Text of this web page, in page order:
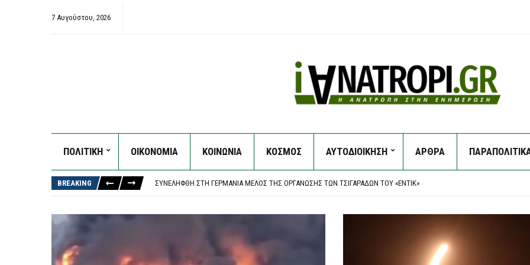
7 Αυγούστου, 2026
ΠΟΛΙΤΙΚΗ ΟΙΚΟΝΟΜΙΑ ΚΟΙΝΩΝΙΑ ΚΟΣΜΟΣ ΑΥΤΟΔΙΟΙΚΗΣΗ ΑΡΘΡΑ
BREAKING
Η ΈΒΕΛΥΝ ΜΗΤΡΟΠΟΎΛΟΥ ΈΓΡΑΨΕ ΙΣΤΟΡΊΑ ΜΕ ΑΣΗΜΈΝΙΟ ΜΕΤΆΛΛΙΟ ΣΤΟ ΠΑΓΚΌΣΜΙΟ Κ20
ΣΥΝΕΛΉΦΘΗ ΣΤΗ ΓΕΡΜΑΝΊΑ ΜΈΛΟΣ ΤΗΣ ΟΡΓΆΝΩΣΗΣ ΤΩΝ ΤΣΙΓΑΡΆΔΩΝ ΤΟΥ «ΈΝΤΙΚ»
Η ΈΒΕΛΥΝ ΜΗΤΡΟΠΟΎΛΟΥ ΈΓΡΑΨΕ ΙΣΤΟΡΊΑ ΜΕ ΑΣΗΜΈΝΙΟ ΜΕΤΆΛΛΙΟ ΣΤΟ ΠΑΓΚΌΣΜΙΟ Κ20